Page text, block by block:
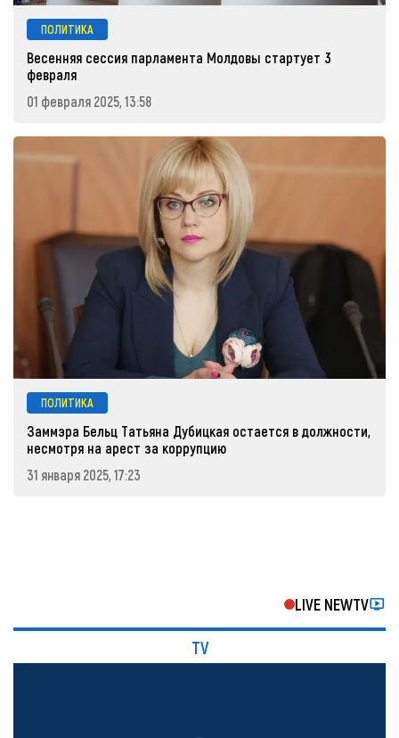
ПОЛИТИКА
Весенняя сессия парламента Молдовы стартует 3
февраля
01 февраля 2025, 13:58
ПОЛИТИКА
Заммэра Бельц Татьяна Дубицкая остается в должности,
несмотря на арест за коррупцию
31 января 2025, 17:23
LIVE NEWTV
TV